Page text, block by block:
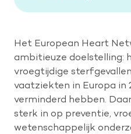
Het European Heart
ambitieuze doelstelling:
vroegtijdige
vaatziekten in Europa
verminderd hebben.
sterk in op preventie,
wetenschappelijk